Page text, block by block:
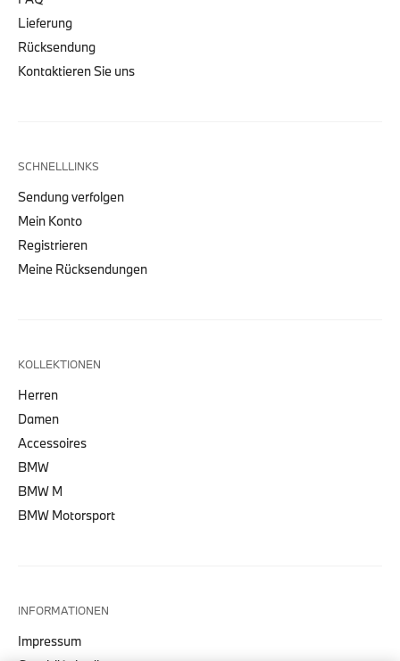
Lieferung
Rücksendung
Kontaktieren Sie uns
SCHNELLLINKS
Sendung verfolgen
Mein Konto
Registrieren
Meine Rücksendungen
KOLLEKTIONEN
Herren
Damen
Accessoires
BMW
BMW M
BMW Motorsport
INFORMATIONEN
Impressum